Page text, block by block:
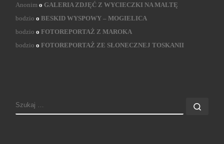
Anonimo GALERIA ZDJĘĆ Z WYCIECZKI NA MALTĘ
bodzio o BESKID WYSPOWY – MOGIELICA
bodzio o FOTOREPORTAŻ Z MAROKA
bodzio o FOTOREPORTAŻ ZE SŁONECZNEJ TOSKANII
SZUKAJ